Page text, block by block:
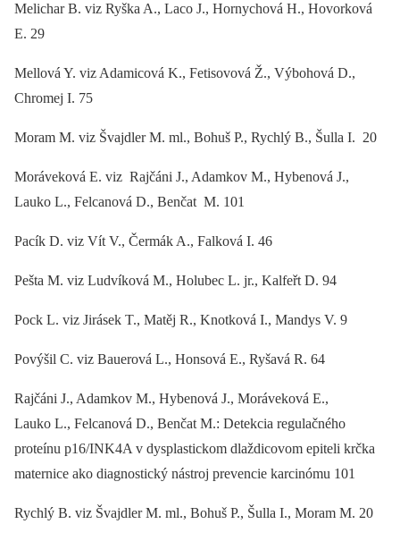
Melichar B. viz Ryška A., Laco J., Hornychová H., Hovorková
E. 29
Mellová Y. viz Adamicová K., Fetisovová Ž., Výbohová D.,
Chromej I. 75
Moram M. viz Švajdler M. ml., Bohuš P., Rychlý B., Šulla I. 20
Moráveková E. viz Rajčáni J., Adamkov M., Hybenová J.,
Lauko L., Felcanová D., Benčat M. 101
Pacík D. viz Vít V., Čermák A., Falková I. 46
Pešta M. viz Ludvíková M., Holubec L. jr., Kalfeřt D. 94
Pock L. viz Jirásek T., Matěj R., Knotková I., Mandys V. 9
Povýšil C. viz Bauerová L., Honsová E., Ryšavá R. 64
Rajčáni J., Adamkov M., Hybenová J., Moráveková E.,
Lauko L., Felcanová D., Benčat M.: Detekcia regulačného
proteínu p16/INK4A v dysplastickom dlaždicovom epiteli krčka
maternice ako diagnostický nástroj prevencie karcinómu 101
Rychlý B. viz Švajdler M. ml., Bohuš P., Šulla I., Moram M. 20